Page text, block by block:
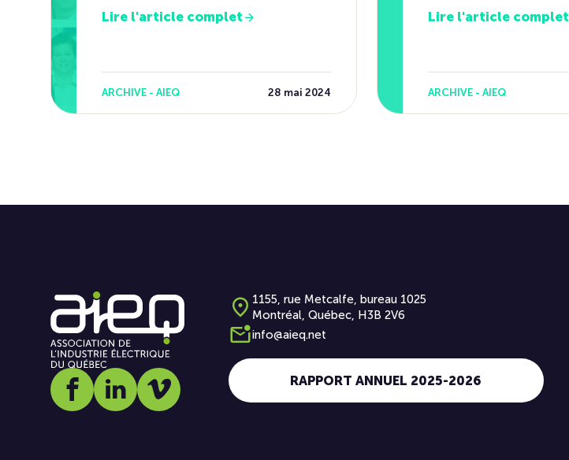
Lire l'article complet
ARCHIVE - AIEQ 28 mai 2024
Lire l'article complet
ARCHIVE - AIEQ
Social media link icon-facebook
Social media link icon-linkedin
Social media link icon-vimeo
1155, rue Metcalfe, bureau 1025
Montréal, Québec, H3B 2V6
info@aieq.net
RAPPORT ANNUEL 2025-2026